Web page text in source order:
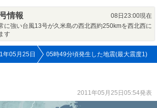
情報
08日23:00現在
に強い台風13号が久米島の西北西約250kmを西北西に
す
年05月25日 05時49分頃発生した地震(最大震度1)
2011年05月25日05:54発表